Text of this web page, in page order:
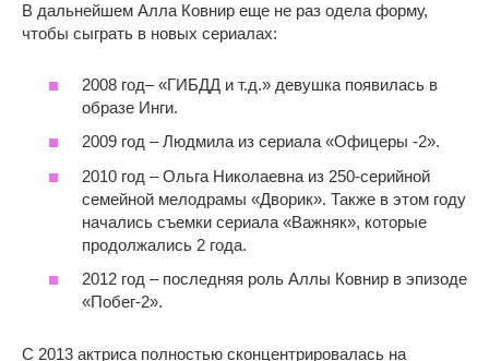
В дальнейшем Алла Ковнир еще не раз одела форму,
чтобы сыграть в новых сериалах:
2008 год– «ГИБДД и т.д.» девушка появилась в
образе Инги.
2009 год – Людмила из сериала «Офицеры -2».
2010 год – Ольга Николаевна из 250-серийной
семейной мелодрамы «Дворик». Также в этом году
начались съемки сериала «Важняк», которые
продолжались 2 года.
2012 год – последняя роль Аллы Ковнир в эпизоде
«Побег-2».
С 2013 актриса полностью сконцентрировалась на